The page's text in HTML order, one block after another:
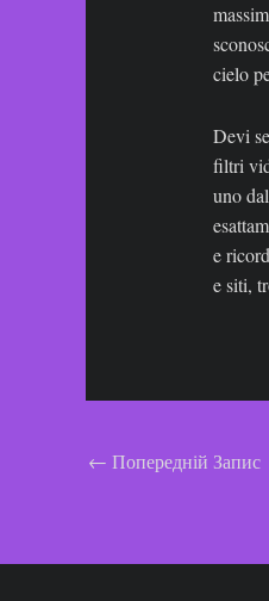
cielo
Devi
filtri
uno
e
e siti,
Навігація
← Попередній Запис